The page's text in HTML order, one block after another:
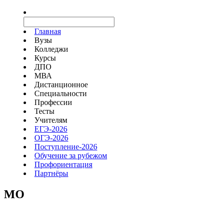
Главная
Вузы
Колледжи
Курсы
ДПО
МВА
Дистанционное
Специальности
Профессии
Тесты
Учителям
ЕГЭ-2026
ОГЭ-2026
Поступление-2026
Обучение за рубежом
Профориентация
Партнёры
MO